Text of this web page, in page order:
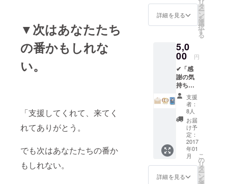
▼次はあなたたち
の番かもしれな
い。
「支援してくれて、来てく
れてありがとう。
でも次はあなたたちの番か
もしれない。
✔「 オ
フィ
シャル
前を記
載」
✔「横
浜版・
防災ト
ランプ
1個」
======
======
======
======
==== お
返し品
説明 ご
支援頂
いたこ
とに対
詳細を見る
リ
タ
ー
ン
を
選
択
す
る
5,0
00 円
✔「感
謝の気
持ち」
✔「サ
ンクス
ター」
✔「Fun
derス
テッ
カー
(白)」
✔「Fun
derス
支援
者：
8人
お届
け予
定：
2017
年01
月
詳細を見る
こ
の
リ
タ
ー
ン
を